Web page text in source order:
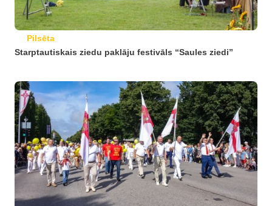
Pilsēta
Starptautiskais ziedu paklāju festivāls “Saules ziedi”